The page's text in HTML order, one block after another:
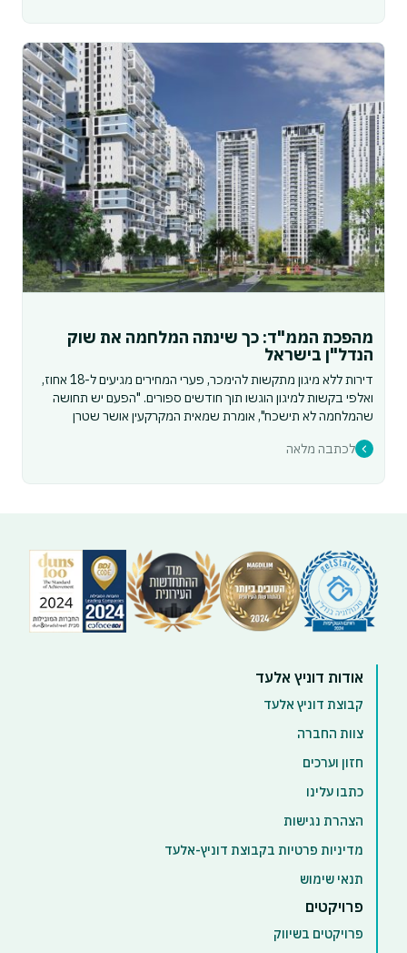
מהפכת הממ"ד: כך שינתה המלחמה את שוק
הנדל"ן בישראל
דירות ללא מיגון מתקשות להימכר, פערי המחירים מגיעים ל-18 אחוז,
ואלפי בקשות למיגון הוגשו תוך חודשים ספורים. "הפעם יש תחושה
שהמלחמה לא תישכח", אומרת שמאית המקרקעין אושר שטרן
לכתבה מלאה
אודות דוניץ אלעד
קבוצת דוניץ אלעד
צוות החברה
חזון וערכים
כתבו עלינו
הצהרת נגישות
מדיניות פרטיות בקבוצת דוניץ-אלעד
תנאי שימוש
פרויקטים
פרויקטים בשיווק